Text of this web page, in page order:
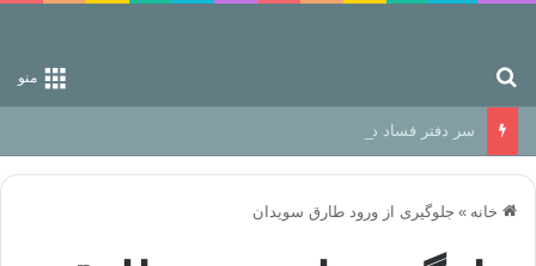
منو
سر دفتر فساد در زمین‌، دوری وکناره‌گیری از راه خداست‌!
خانه » جلوگیری از ورود طارق سویدان